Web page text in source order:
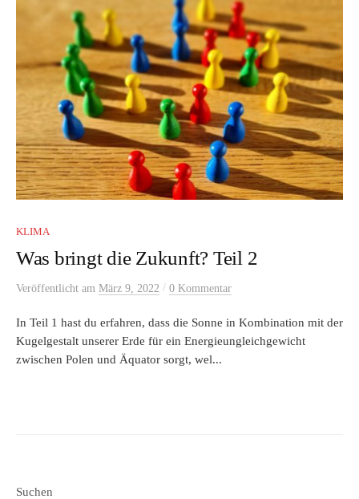
KLIMA
Was bringt die Zukunft? Teil 2
Veröffentlicht am März 9, 2022 / 0 Kommentar
In Teil 1 hast du erfahren, dass die Sonne in Kombination mit der
Kugelgestalt unserer Erde für ein Energieungleichgewicht
zwischen Polen und Äquator sorgt, wel...
Suchen